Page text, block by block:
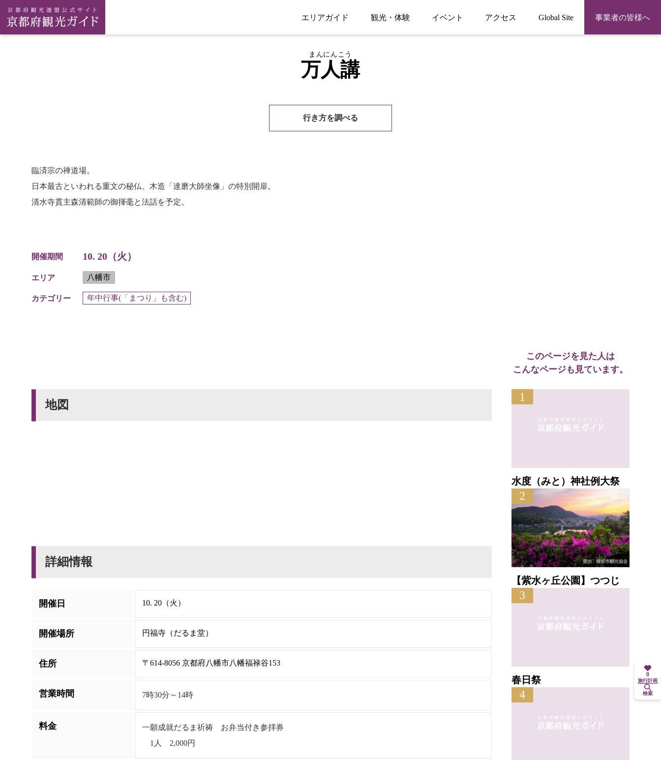
エリアガイド 観光・体験 イベント アクセス Global Site 事業者の皆様へ
万人講
まんにんこう
行き方を調べる
臨済宗の禅道場。
日本最古といわれる重文の秘仏、木造「達磨大師坐像」の特別開扉。
清水寺貫主森清範師の御揮毫と法話を予定。
開催期間 10. 20（火）
エリア 八幡市
カテゴリー 年中行事(「まつり」も含む)
地図
詳細情報
開催日 10. 20（火）
開催場所 円福寺（だるま堂）
住所 〒614-8056 京都府八幡市八幡福禄谷153
営業時間 7時30分～14時
料金
一願成就だるま祈祷 お弁当付き参拝券
1人 2,000円
このページを見た人は
こんなページも見ています。
1
水度（みと）神社例大祭
2
【紫水ヶ丘公園】つつじ
3
春日祭
4
0
旅行計画
検索